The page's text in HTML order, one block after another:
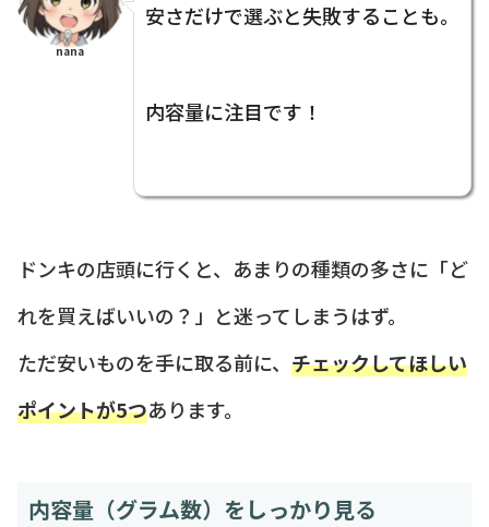
nana
安さだけで選ぶと失敗することも。
内容量に注目です！
ドンキの店頭に行くと、あまりの種類の多さに「ど
れを買えばいいの？」と迷ってしまうはず。
ただ安いものを手に取る前に、 チェックしてほしい
ポイントが5つあります。
内容量（グラム数）をしっかり見る